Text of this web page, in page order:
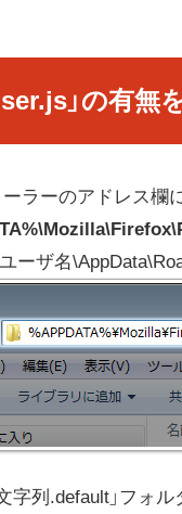
」の有無
ラーのアドレス欄
ーザ名
字列.default」フォル